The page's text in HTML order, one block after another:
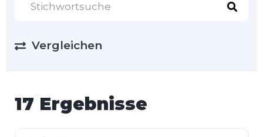
Vergleichen
17 Ergebnisse